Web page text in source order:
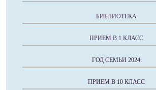
БИБЛИОТЕКА
ПРИЕМ В 1 КЛАСС
ГОД СЕМЬИ 2024
ПРИЕМ В 10 КЛАСС